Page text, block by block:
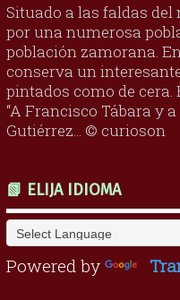
Situado a las faldas del
por una numerosa
población zamorana.
conserva un
pintados como de cera.
“A Francisco Tábara y
Gutiérrez... © curioson
📗 ELIJA IDIOMA
Powered by